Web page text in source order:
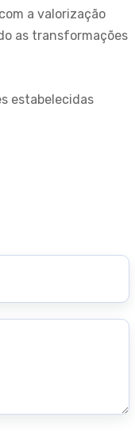
a valorização
as transformações
estabelecidas